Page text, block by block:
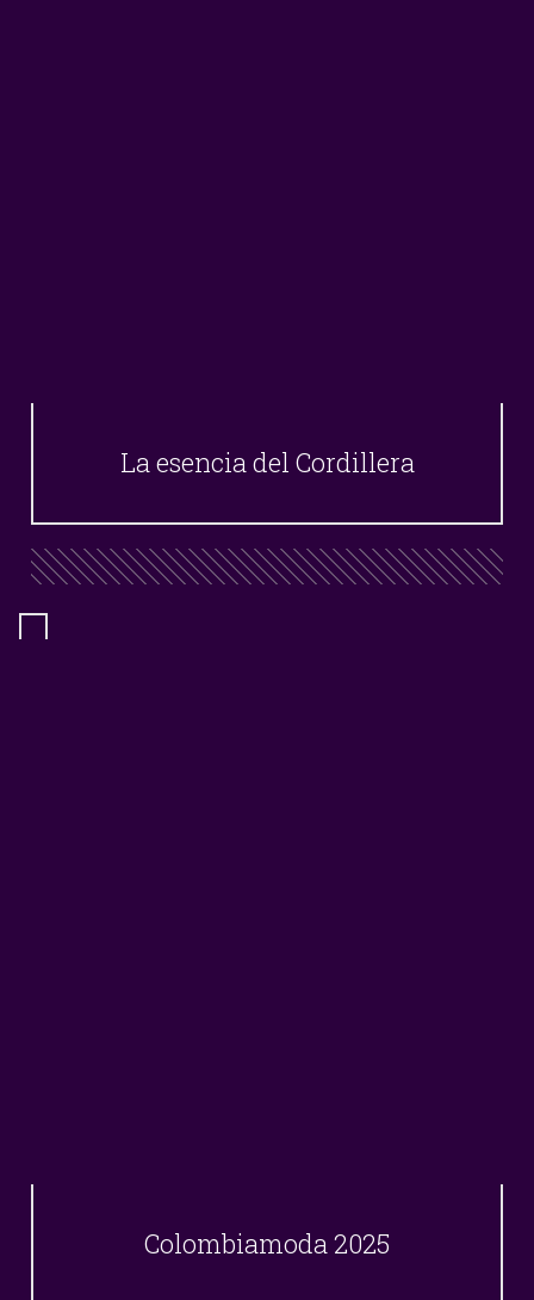
La esencia del Cordillera
Colombiamoda 2025